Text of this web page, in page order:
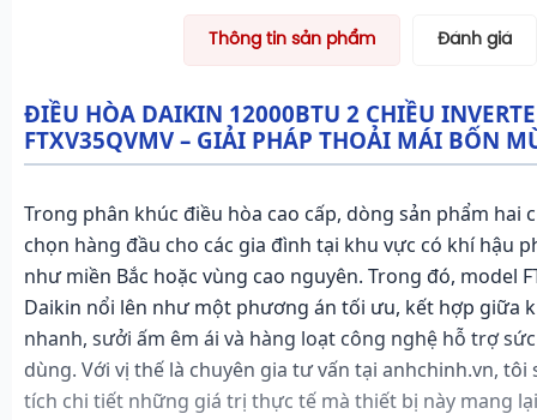
Thông tin sản phẩm Đánh giá
ĐIỀU HÒA DAIKIN 12000BTU 2 CHIỀU
FTXV35QVMV – GIẢI PHÁP THOẢI MÁI BỐN
Trong phân khúc điều hòa cao cấp, dòng sản phẩm hai
chọn hàng đầu cho các gia đình tại khu vực có khí hậu
như miền Bắc hoặc vùng cao nguyên. Trong đó, model
Daikin nổi lên như một phương án tối ưu, kết hợp giữa
nhanh, sưởi ấm êm ái và hàng loạt công nghệ hỗ trợ
dùng. Với vị thế là chuyên gia tư vấn tại anhchinh.vn, tôi
tích chi tiết những giá trị thực tế mà thiết bị này mang